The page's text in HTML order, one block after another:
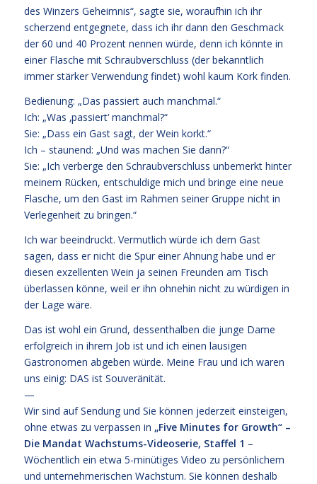
des Winzers Geheimnis“, sagte sie, woraufhin ich ihr
scherzend entgegnete, dass ich ihr dann den Geschmack
der 60 und 40 Prozent nennen würde, denn ich könnte in
einer Flasche mit Schraubverschluss (der bekanntlich
immer stärker Verwendung findet) wohl kaum Kork finden.
Bedienung: „Das passiert auch manchmal.“
Ich: „Was ‚passiert‘ manchmal?“
Sie: „Dass ein Gast sagt, der Wein korkt.“
Ich – staunend: „Und was machen Sie dann?“
Sie: „Ich verberge den Schraubverschluss unbemerkt hinter
meinem Rücken, entschuldige mich und bringe eine neue
Flasche, um den Gast im Rahmen seiner Gruppe nicht in
Verlegenheit zu bringen.“
Ich war beeindruckt. Vermutlich würde ich dem Gast
sagen, dass er nicht die Spur einer Ahnung habe und er
diesen exzellenten Wein ja seinen Freunden am Tisch
überlassen könne, weil er ihn ohnehin nicht zu würdigen in
der Lage wäre.
Das ist wohl ein Grund, dessenthalben die junge Dame
erfolgreich in ihrem Job ist und ich einen lausigen
Gastronomen abgeben würde. Meine Frau und ich waren
uns einig: DAS ist Souveränität.
—
Wir sind auf Sendung und Sie können jederzeit einsteigen,
ohne etwas zu verpassen in „Five Minutes for Growth“ –
Die Mandat Wachstums-Videoserie, Staffel 1 –
Wöchentlich ein etwa 5-minütiges Video zu persönlichem
und unternehmerischen Wachstum. Sie können deshalb